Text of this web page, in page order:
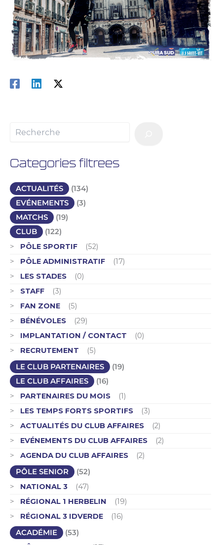
Categories filtrees
ACTUALITÉS
(134)
EVÉNEMENTS
(3)
MATCHS
(19)
CLUB
(122)
PÔLE SPORTIF
(52)
PÔLE ADMINISTRATIF
(17)
LES STADES
(0)
STAFF
(3)
FAN ZONE
(5)
BÉNÉVOLES
(29)
IMPLANTATION / CONTACT
(0)
RECRUTEMENT
(5)
LE CLUB PARTENAIRES
(19)
LE CLUB AFFAIRES
(16)
PARTENAIRES DU MOIS
(1)
LES TEMPS FORTS SPORTIFS
(3)
ACTUALITÉS DU CLUB AFFAIRES
(2)
EVÉNEMENTS DU CLUB AFFAIRES
(2)
AGENDA DU CLUB AFFAIRES
(2)
PÔLE SENIOR
(52)
NATIONAL 3
(47)
RÉGIONAL 1 HERBELIN
(19)
RÉGIONAL 3 IDVERDE
(16)
ACADÉMIE
(53)